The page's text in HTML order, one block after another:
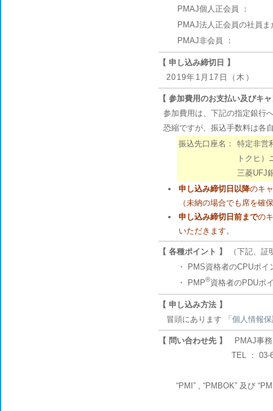
PMAJ個人正会員 ：
PMAJ法人正会員の社員
PMAJ非会員 ：
【 申し込み締切日 】
2019年1月17日（木）
【 参加費用のお支払い及びキ
参加費用は、下記の指定銀行
恐縮ですが、振込手数料は各
振込先口座名：
特定非営
トクヒ
三菱UFJ
申し込み締切日以降のキ
（未納の場合でも席を確
申し込み締切日前までの
いただきます。
【 各種ポイント 】
（下記、証
・
PMS資格者のCPUポ
・
PMP®資格者のPDUポ
【 申し込み方法 】
冒頭にあります 「 個人情報
【 問い合わせ先 】
PMAJ事
TEL ： 03-6234-
“PMI” , “PMBOK” 及び